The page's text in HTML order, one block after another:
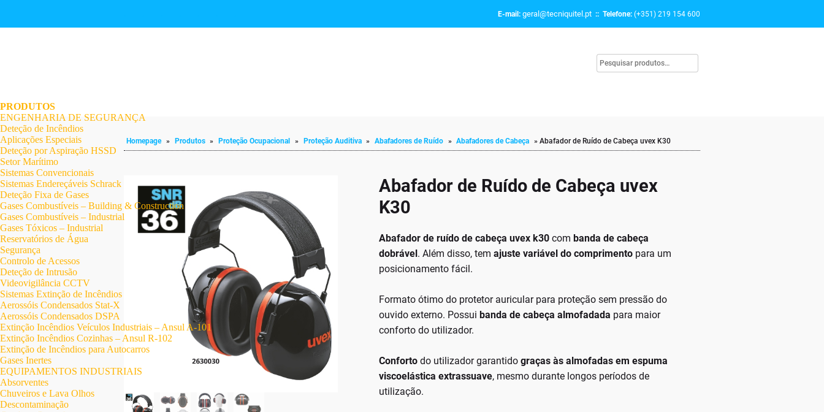
E-mail: geral@tecniquitel.pt :: Telefone: (+351) 219 154 600
PRODUTOS
ENGENHARIA DE SEGURANÇA
Deteção de Incêndios
Aplicações Especiais
Deteção por Aspiração HSSD
Setor Marítimo
Sistemas Convencionais
Sistemas Endereçáveis Schrack
Deteção Fixa de Gases
Gases Combustíveis – Building & Construction
Gases Combustíveis – Industrial
Gases Tóxicos – Industrial
Reservatórios de Água
Segurança
Controlo de Acessos
Deteção de Intrusão
Videovigilância CCTV
Sistemas Extinção de Incêndios
Aerossóis Condensados Stat-X
Aerossóis Condensados DSPA
Extinção Incêndios Veículos Industriais – Ansul A-101
Extinção Incêndios Cozinhas – Ansul R-102
Extinção de Incêndios para Autocarros
Gases Inertes
EQUIPAMENTOS INDUSTRIAIS
Absorventes
Chuveiros e Lava Olhos
Descontaminação
Homepage » Produtos » Proteção Ocupacional » Proteção Auditiva » Abafadores de Ruído » Abafadores de Cabeça »Abafador de Ruído de Cabeça uvex K30
Abafador de Ruído de Cabeça uvex
K30
Abafador de ruído de cabeça uvex k30 combanda de cabeça
dobrável. Além disso, temajuste variável do comprimento para um
posicionamento fácil.
Formato ótimo do protetor auricular para proteção sem pressão do
ouvido externo. Possuibanda de cabeça almofadada para maior
conforto do utilizador.
Conforto do utilizador garantidograças às almofadas em espuma
viscoelástica extrassuave, mesmo durante longos períodos de
utilização.